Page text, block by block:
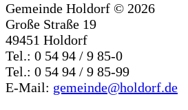
Gemeinde Holdorf © 2026
Große Straße 19
49451 Holdorf
Tel.: 0 54 94 / 9 85-0
Tel.: 0 54 94 / 9 85-99
E-Mail: gemeinde@holdorf.de